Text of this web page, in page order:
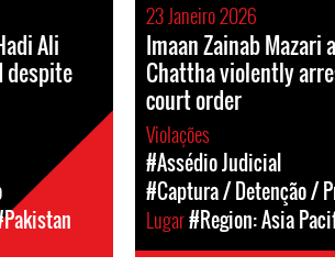
Ali
despite
23 Janeiro 2026
Imaan Zainab Mazari
Chattha violently
court order
Violações
#Assédio Judicial
#Captura / Detenção /
Lugar#Region: Asia